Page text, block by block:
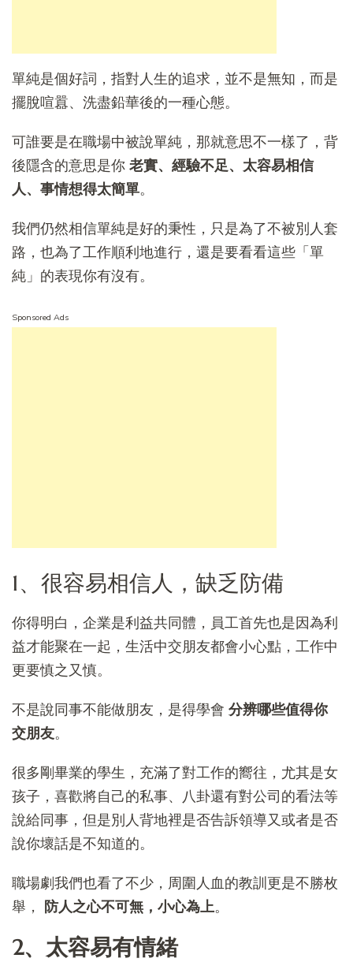
單純是個好詞，指對人生的追求，並不是無知，而是
擺脫喧囂、洗盡鉛華後的一種心態。
可誰要是在職場中被說單純，那就意思不一樣了，背
後隱含的意思是你 老實、經驗不足、太容易相信
人、事情想得太簡單。
我們仍然相信單純是好的秉性，只是為了不被別人套
路，也為了工作順利地進行，還是要看看這些「單
純」的表現你有沒有。
Sponsored Ads
1、很容易相信人，缺乏防備
你得明白，企業是利益共同體，員工首先也是因為利
益才能聚在一起，生活中交朋友都會小心點，工作中
更要慎之又慎。
不是說同事不能做朋友，是得學會 分辨哪些值得你
交朋友。
很多剛畢業的學生，充滿了對工作的嚮往，尤其是女
孩子，喜歡將自己的私事、八卦還有對公司的看法等
說給同事，但是別人背地裡是否告訴領導又或者是否
說你壞話是不知道的。
職場劇我們也看了不少，周圍人血的教訓更是不勝枚
舉， 防人之心不可無，小心為上。
2、太容易有情緒